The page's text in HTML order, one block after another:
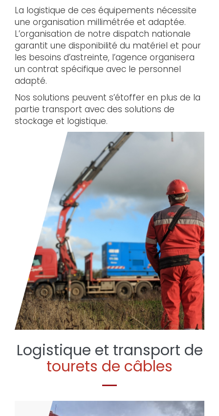
La logistique de ces équipements nécessite
une organisation millimétrée et adaptée.
L’organisation de notre dispatch nationale
garantit une disponibilité du matériel et pour
les besoins d’astreinte, l’agence organisera
un contrat spécifique avec le personnel
adapté.
Nos solutions peuvent s’étoffer en plus de la
partie transport avec des solutions de
stockage et logistique.
Logistique et transport de
tourets de câbles